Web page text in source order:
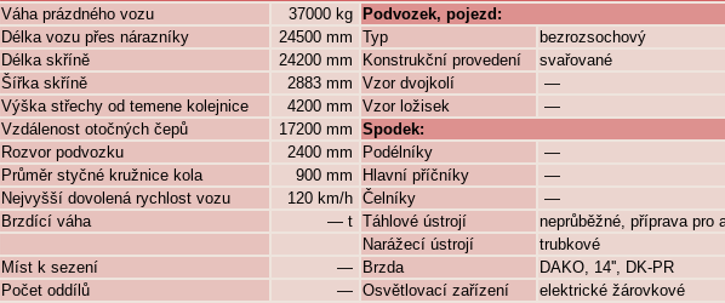
Váha prázdného vozu 37000 kg
Podvozek, pojezd:
Délka vozu přes nárazníky
24500 mm Typ
bezrozsochový
Délka skříně
24200 mm Konstrukční provedení
svařované
Šířka skříně
2883 mm Vzor dvojkolí
—
Výška střechy od temene kolejnice
4200 mm Vzor ložisek
—
Vzdálenost otočných čepů
17200 mm Spodek:
Rozvor podvozku
2400 mm Podélníky
—
Průměr styčné kružnice kola
900 mm Hlavní příčníky
—
Nejvyšší dovolená rychlost vozu
120 km/h Čelníky
—
Brzdící váha
— t Táhlové ústrojí
neprůběžné, příprava pro
Narážecí ústrojí
trubkové
Míst k sezení
— Brzda
DAKO, 14'', DK-PR
Počet oddílů
— Osvětlovací zařízení
elektrické žárovkové